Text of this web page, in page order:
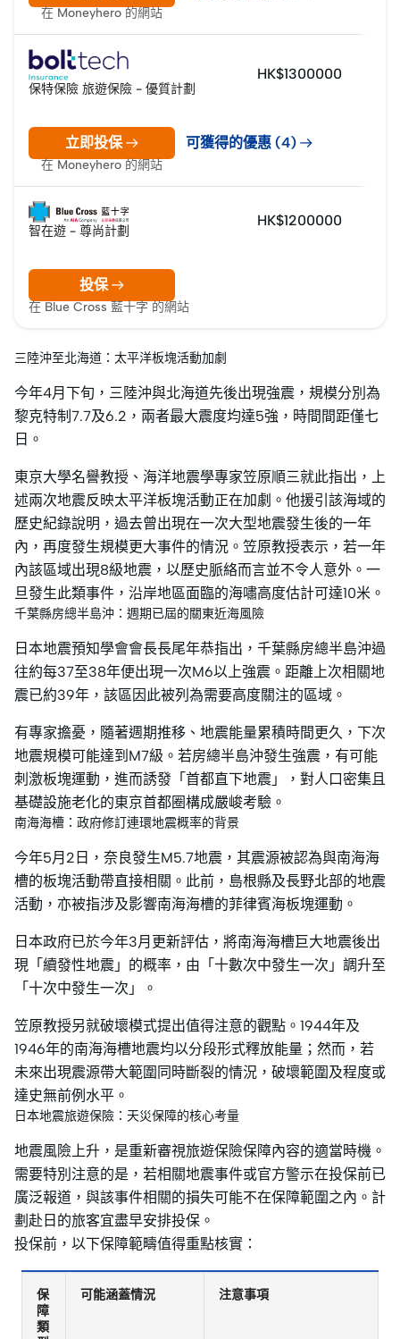
在 Moneyhero 的網站
保特保險 旅遊保險 - 優質計劃
HK$1300000
可獲得的優惠 (4)
立即投保
在 Moneyhero 的網站
智在遊 - 尊尚計劃
HK$1200000
投保
在 Blue Cross 藍十字 的網站
三陸沖至北海道：太平洋板塊活動加劇
今年4月下旬，三陸沖與北海道先後出現強震，規模分別為
黎克特制7.7及6.2，兩者最大震度均達5強，時間間距僅七
日。
東京大學名譽教授、海洋地震學專家笠原順三就此指出，上
述兩次地震反映太平洋板塊活動正在加劇。他援引該海域的
歷史紀錄說明，過去曾出現在一次大型地震發生後的一年
內，再度發生規模更大事件的情況。笠原教授表示，若一年
內該區域出現8級地震，以歷史脈絡而言並不令人意外。一
旦發生此類事件，沿岸地區面臨的海嘯高度估計可達10米。
千葉縣房總半島沖：週期已屆的關東近海風險
日本地震預知學會會長長尾年恭指出，千葉縣房總半島沖過
往約每37至38年便出現一次M6以上強震。距離上次相關地
震已約39年，該區因此被列為需要高度關注的區域。
有專家擔憂，隨著週期推移、地震能量累積時間更久，下次
地震規模可能達到M7級。若房總半島沖發生強震，有可能
刺激板塊運動，進而誘發「首都直下地震」，對人口密集且
基礎設施老化的東京首都圈構成嚴峻考驗。
南海海槽：政府修訂連環地震概率的背景
今年5月2日，奈良發生M5.7地震，其震源被認為與南海海
槽的板塊活動帶直接相關。此前，島根縣及長野北部的地震
活動，亦被指涉及影響南海海槽的菲律賓海板塊運動。
日本政府已於今年3月更新評估，將南海海槽巨大地震後出
現「續發性地震」的概率，由「十數次中發生一次」調升至
「十次中發生一次」。
笠原教授另就破壞模式提出值得注意的觀點。1944年及
1946年的南海海槽地震均以分段形式釋放能量；然而，若
未來出現震源帶大範圍同時斷裂的情況，破壞範圍及程度或
達史無前例水平。
日本地震旅遊保險：天災保障的核心考量
地震風險上升，是重新審視旅遊保險保障內容的適當時機。
需要特別注意的是，若相關地震事件或官方警示在投保前已
廣泛報道，與該事件相關的損失可能不在保障範圍之內。計
劃赴日的旅客宜盡早安排投保。
投保前，以下保障範疇值得重點核實：
保
障
類
可能涵蓋情況 注意事項